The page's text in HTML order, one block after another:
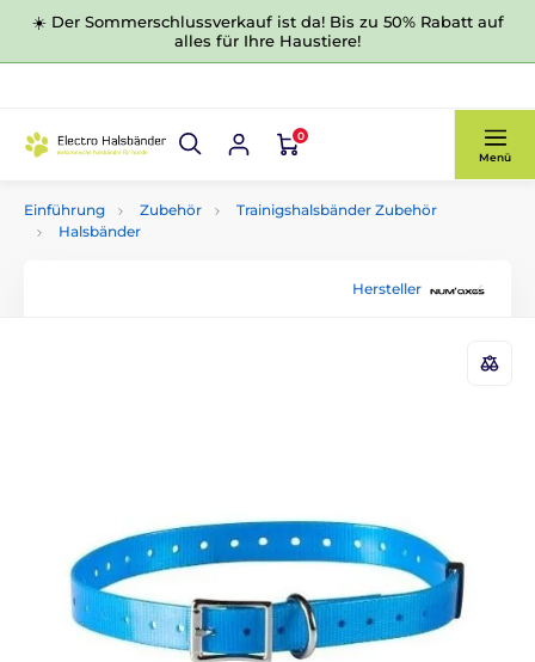
☀️ Der Sommerschlussverkauf ist da! Bis zu 50% Rabatt auf
alles für Ihre Haustiere!
0
Menü
Einführung Zubehör
Trainigshalsbänder Zubehör
Halsbänder
Hersteller